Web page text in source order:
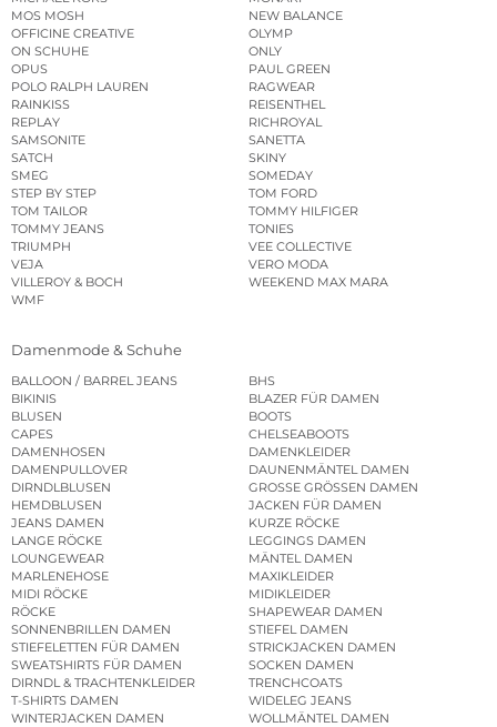
MOS MOSH
NEW BALANCE
OFFICINE CREATIVE
OLYMP
ON SCHUHE
ONLY
OPUS
PAUL GREEN
POLO RALPH LAUREN
RAGWEAR
RAINKISS
REISENTHEL
REPLAY
RICHROYAL
SAMSONITE
SANETTA
SATCH
SKINY
SMEG
SOMEDAY
STEP BY STEP
TOM FORD
TOM TAILOR
TOMMY HILFIGER
TOMMY JEANS
TONIES
TRIUMPH
VEE COLLECTIVE
VEJA
VERO MODA
VILLEROY & BOCH
WEEKEND MAX MARA
WMF
Damenmode & Schuhe
BALLOON / BARREL JEANS
BHS
BIKINIS
BLAZER FÜR DAMEN
BLUSEN
BOOTS
CAPES
CHELSEABOOTS
DAMENHOSEN
DAMENKLEIDER
DAMENPULLOVER
DAUNENMÄNTEL DAMEN
DIRNDLBLUSEN
GROSSE GRÖSSEN DAMEN
HEMDBLUSEN
JACKEN FÜR DAMEN
JEANS DAMEN
KURZE RÖCKE
LANGE RÖCKE
LEGGINGS DAMEN
LOUNGEWEAR
MÄNTEL DAMEN
MARLENEHOSE
MAXIKLEIDER
MIDI RÖCKE
MIDIKLEIDER
RÖCKE
SHAPEWEAR DAMEN
SONNENBRILLEN DAMEN
STIEFEL DAMEN
STIEFELETTEN FÜR DAMEN
STRICKJACKEN DAMEN
SWEATSHIRTS FÜR DAMEN
SOCKEN DAMEN
DIRNDL & TRACHTENKLEIDER
TRENCHCOATS
T-SHIRTS DAMEN
WIDELEG JEANS
WINTERJACKEN DAMEN
WOLLMÄNTEL DAMEN